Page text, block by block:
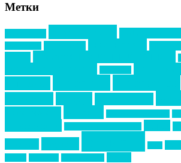
Метки